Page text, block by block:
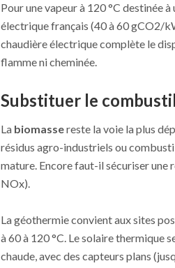
Pour une vapeur à 120 °C destinée
électrique français (40 à 60 gCO2/
chaudière électrique complète le
flamme ni cheminée.
Substituer le
La biomassereste la voie la plus
résidus agro-industriels ou
mature. Encore faut-il sécuriser
NOx).
La géothermie convient aux sites
à 60 à 120 °C. Le solaire thermique
chaude, avec des capteurs plans